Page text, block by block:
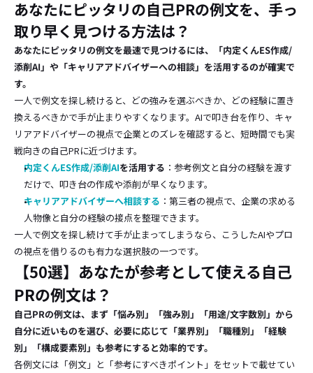
あなたにピッタリの自己PRの例文を、手っ
取り早く見つける方法は？
あなたにピッタリの例文を最速で見つけるには、「内定くんES作成/
添削AI」や「キャリアアドバイザーへの相談」を活用するのが確実で
す。
一人で例文を探し続けると、どの強みを選ぶべきか、どの経験に置き
換えるべきかで手が止まりやすくなります。AIで叩き台を作り、キャ
リアアドバイザーの視点で企業とのズレを確認すると、短時間でも実
戦向きの自己PRに近づけます。
内定くんES作成/添削AIを活用する ：参考例文と自分の経験を渡す
だけで、叩き台の作成や添削が早くなります。
キャリアアドバイザーへ相談する ：第三者の視点で、企業の求める
人物像と自分の経験の接点を整理できます。
一人で例文を探し続けて手が止まってしまうなら、こうしたAIやプロ
の視点を借りるのも有力な選択肢の一つです。
【50選】あなたが参考として使える自己
PRの例文は？
自己PRの例文は、まず「悩み別」「強み別」「用途/文字数別」から
自分に近いものを選び、必要に応じて「業界別」「職種別」「経験
別」「構成要素別」も参考にすると効率的です。
各例文には「例文」と「参考にすべきポイント」をセットで載せてい